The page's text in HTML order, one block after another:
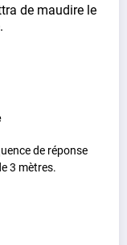
de maudire le
de réponse
3 mètres.